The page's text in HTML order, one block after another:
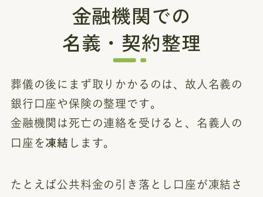
金融機関での
名義・契約整理
葬儀の後にまず取りかかるのは、故人名義の
銀行口座や保険の整理です。
金融機関は死亡の連絡を受けると、名義人の
口座を凍結 します。
たとえば公共料金の引き落とし口座が凍結さ